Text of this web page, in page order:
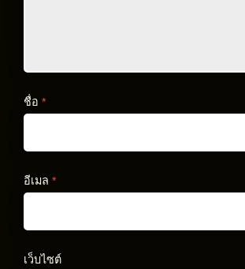
ชื่อ *
อีเมล *
เว็บไซต์